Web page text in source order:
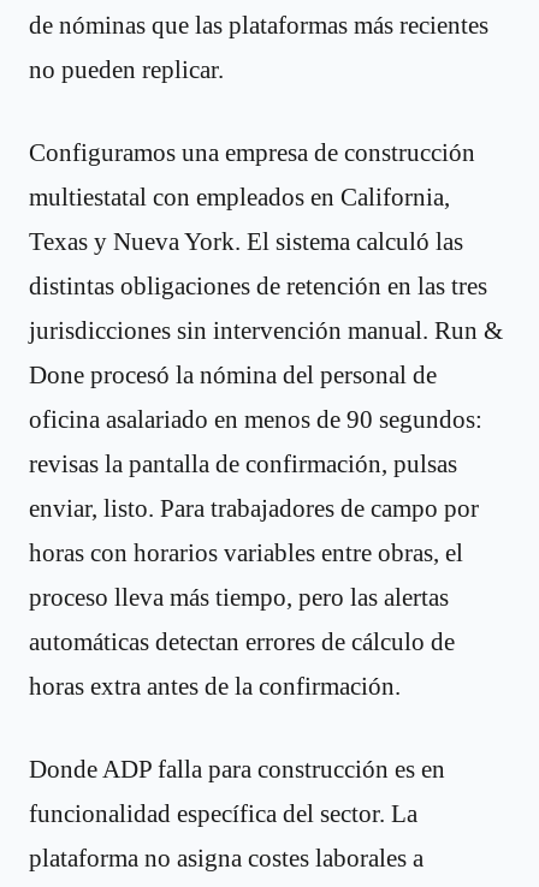
de nóminas que las plataformas más recientes
no pueden replicar.
Configuramos una empresa de construcción
multiestatal con empleados en California,
Texas y Nueva York. El sistema calculó las
distintas obligaciones de retención en las tres
jurisdicciones sin intervención manual. Run &
Done procesó la nómina del personal de
oficina asalariado en menos de 90 segundos:
revisas la pantalla de confirmación, pulsas
enviar, listo. Para trabajadores de campo por
horas con horarios variables entre obras, el
proceso lleva más tiempo, pero las alertas
automáticas detectan errores de cálculo de
horas extra antes de la confirmación.
Donde ADP falla para construcción es en
funcionalidad específica del sector. La
plataforma no asigna costes laborales a